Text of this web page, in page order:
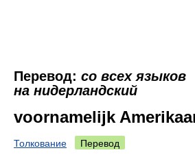
Перевод: со всех языков
на нидерландский
voornamelijk
Толкование Перевод